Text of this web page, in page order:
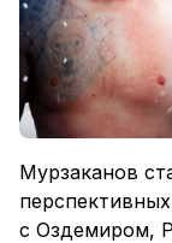
Мурзаканов
с Оздемиром,